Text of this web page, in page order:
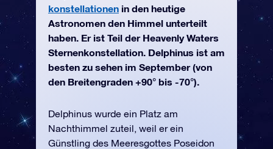
konstellationen in den heutige
Astronomen den Himmel unterteilt
haben. Er ist Teil der Heavenly Waters
Sternenkonstellation. Delphinus ist am
besten zu sehen im September (von
den Breitengraden +90° bis -70°).
Delphinus wurde ein Platz am
Nachthimmel zuteil, weil er ein
Günstling des Meeresgottes Poseidon